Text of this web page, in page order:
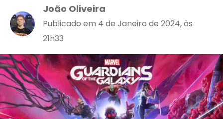
João Oliveira
Publicado em 4 de Janeiro de 2024, às
21h33